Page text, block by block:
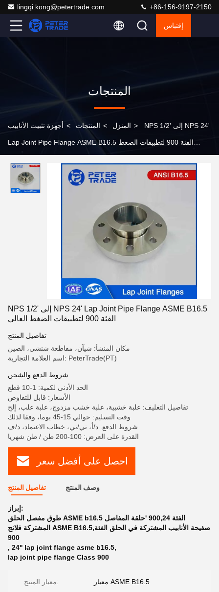
lingqi.kong@petertrade.com +86-156-9197-2150
إقتباس
المنتجات
المنزل > المنتجات > أجهزة تثبيت الأنابيب > NPS 1/2' إلى NPS 24'
Lap Joint Pipe Flange ASME B16.5 الفئة 900 لتطبيقات الضغط
NPS 1/2' إلى NPS 24' Lap Joint Pipe Flange ASME B16.5
الفئة 900 لتطبيقات الضغط العالي
تفاصيل المنتج
مكان المنشأ: شيآن، مقاطعة شنشي، الصين
اسم العلامة التجارية: PeterTrade(PT)
شروط الدفع والشحن
الحد الأدنى لكمية: 1-10 قطع
الأسعار: قابل للتفاوض
تفاصيل التغليف: علبة خشبية، علبة خشب مزدوج، علبة علب، إلخ
وقت التسليم: حوالي 15-45 يوما، وفقا لذلك
شروط الدفع: د/أ، تي/تي، خطاب الاعتماد، د/ف
القدرة على العرض: 100-200 طن / طن شهريا
احصل على أفضل سعر
تفاصيل المنتج وصف المنتج
إبراز:
طوق مفصل الحلق ASME b16.5 الفئة 900,24 'حلقة المفاصل
المشتركة فلانج ASME B16.5,صفيحة الأنابيب المشتركة في الحلق الفئة
900
, 24'' lap joint flange asme b16.5,
lap joint pipe flange Class 900
معيار المنتج: معيار ASME B16.5